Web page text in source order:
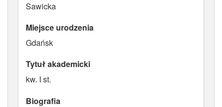
ATRYBUTY
Sawicka
Miejsce urodzenia
Gdańsk
Tytuł akademicki
kw. I st.
Biografia